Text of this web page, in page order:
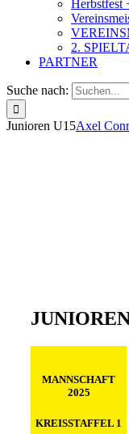
Herbstfest
2.
PARTNER
Suche nach:
Junioren U15Axel
MANNSCHAFT
2025
KREISSTAFFEL 1